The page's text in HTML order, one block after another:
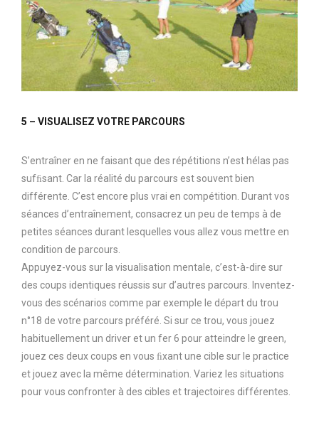
5 – VISUALISEZ VOTRE PARCOURS
S’entraîner en ne faisant que des répétitions n’est hélas pas
sufﬁsant. Car la réalité du parcours est souvent bien
différente. C’est encore plus vrai en compétition. Durant vos
séances d’entraînement, consacrez un peu de temps à de
petites séances durant lesquelles vous allez vous mettre en
condition de parcours.
Appuyez-vous sur la visualisation mentale, c’est-à-dire sur
des coups identiques réussis sur d’autres parcours. Inventez-
vous des scénarios comme par exemple le départ du trou
n°18 de votre parcours préféré. Si sur ce trou, vous jouez
habituellement un driver et un fer 6 pour atteindre le green,
jouez ces deux coups en vous ﬁxant une cible sur le practice
et jouez avec la même détermination. Variez les situations
pour vous confronter à des cibles et trajectoires différentes.